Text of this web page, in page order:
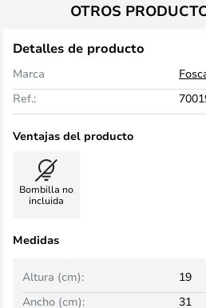
OTROS
Detalles de producto
Marca
Ref.:
Ventajas del producto
Bombilla no
incluida
Medidas
Ancho (cm): 31
Altura (cm): 19